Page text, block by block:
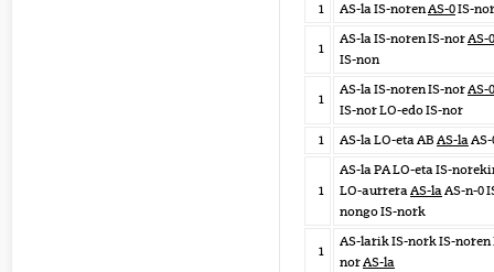
1
AS-la IS-norenAS-0IS-nor
1
AS-la IS-noren IS-norAS-0
IS-non
1
AS-la IS-noren IS-norAS-0
IS-nor LO-edo IS-nor
1
AS-la LO-eta AB AS-laAS-
1
AS-la PA LO-eta IS-
LO-aurreraAS-laAS-n-0
nongo IS-nork
1
AS-larik IS-nork IS-noren
norAS-la